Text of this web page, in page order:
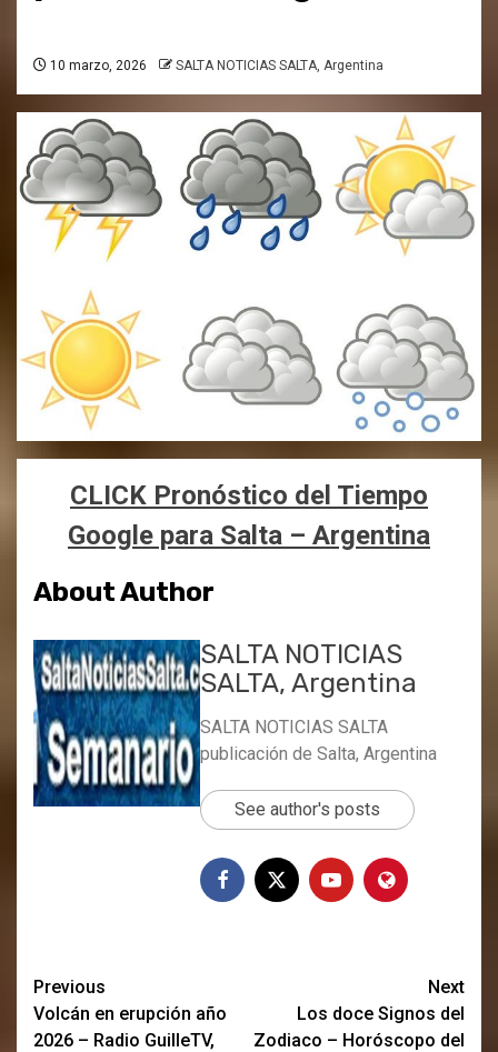
10 marzo, 2026 SALTA NOTICIAS SALTA, Argentina
CLICK Pronóstico del Tiempo
Google para Salta – Argentina
About Author
SALTA NOTICIAS
SALTA, Argentina
SALTA NOTICIAS SALTA
publicación de Salta, Argentina
See author's posts
Post
navigation
Previous
Volcán en erupción año
2026 – Radio GuilleTV,
Next
Los doce Signos del
Zodiaco – Horóscopo del